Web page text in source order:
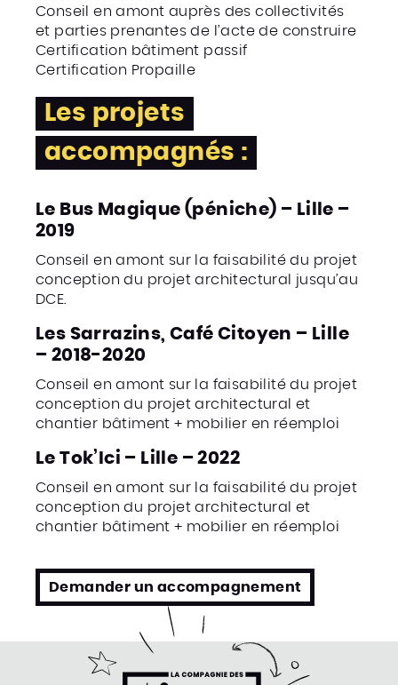
Conseil en amont auprès des collectivités
et parties prenantes de l’acte de construire
Certification bâtiment passif
Certification Propaille
Les projets
accompagnés :
Le Bus Magique (péniche) – Lille –
2019
Conseil en amont sur la faisabilité du projet
conception du projet architectural jusqu’au
DCE.
Les Sarrazins, Café Citoyen – Lille
– 2018-2020
Conseil en amont sur la faisabilité du projet
conception du projet architectural et
chantier bâtiment + mobilier en réemploi
Le Tok’Ici – Lille – 2022
Conseil en amont sur la faisabilité du projet
conception du projet architectural et
chantier bâtiment + mobilier en réemploi
Demander un accompagnement